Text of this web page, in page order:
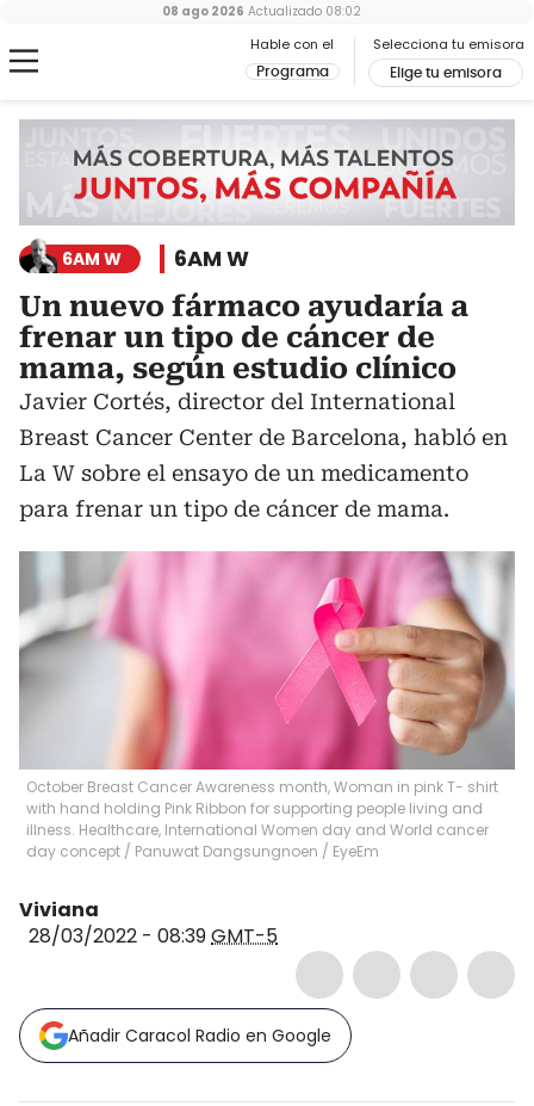
Hable con el
Programa
Selecciona tu emisora
Elige tu emisora
08 ago 2026 Actualizado 08:02
6AM W 6AM W
Un nuevo fármaco ayudaría a
frenar un tipo de cáncer de
mama, según estudio clínico
Javier Cortés, director del International
Breast Cancer Center de Barcelona, habló en
La W sobre el ensayo de un medicamento
para frenar un tipo de cáncer de mama.
October Breast Cancer Awareness month, Woman in pink T- shirt
with hand holding Pink Ribbon for supporting people living and
illness. Healthcare, International Women day and World cancer
day concept / Panuwat Dangsungnoen / EyeEm
Viviana
28/03/2022 - 08:39GMT-5
Añadir Caracol Radio en Google